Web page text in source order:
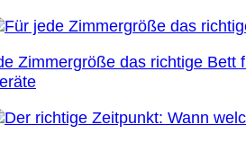
Zimmergröße das richtige Bett